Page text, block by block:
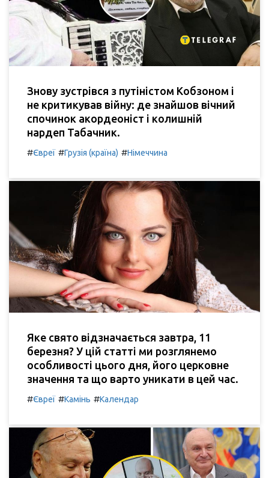
Знову зустрівся з путіністом Кобзоном і
не критикував війну: де знайшов вічний
спочинок акордеоніст і колишній
нардеп Табачник.
#Євреї #Грузія (країна) #Німеччина
Яке свято відзначається завтра, 11
березня? У цій статті ми розглянемо
особливості цього дня, його церковне
значення та що варто уникати в цей час.
#Євреї #Камінь #Календар